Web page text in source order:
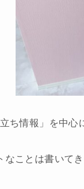
ち情報」を中心
ことは書いてき